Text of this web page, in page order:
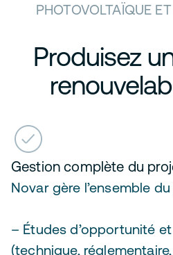
PHOTOVOLTAÏQUE
Produisez
Gestion complète du
Novar gère l’ensemble
– Études d’opportunité
(technique,